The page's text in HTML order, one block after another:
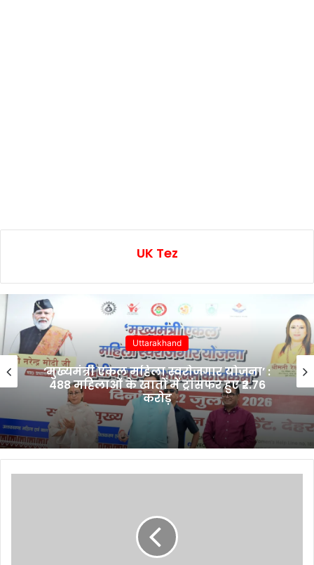
UK Tez
Uttarakhand
‘मुख्यमंत्री एकल महिला स्वरोजगार योजना’ :
488 महिलाओं के खातों में ट्रांसफर हुए ₹2.76
करोड़